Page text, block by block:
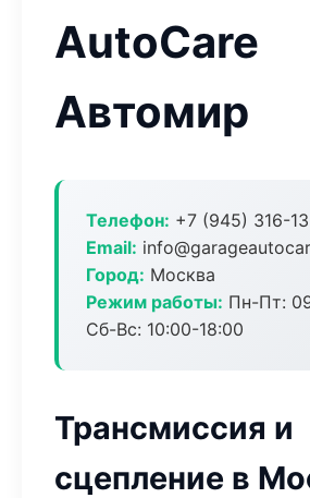
AutoCare
Автомир
Телефон: +7 (945) 316-
Email:
Город: Москва
Режим работы: Пн-Пт:
Сб-Вс: 10:00-18:00
Трансмиссия и
сцепление в